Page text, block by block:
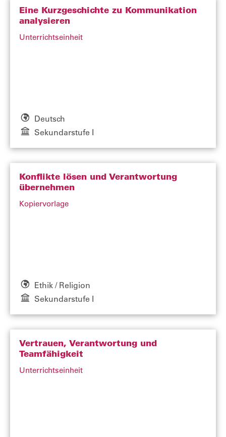
Eine Kurzgeschichte zu Kommunikation
analysieren
Unterrichtseinheit
Deutsch
Sekundarstufe I
Konflikte lösen und Verantwortung
übernehmen
Kopiervorlage
Ethik / Religion
Sekundarstufe I
Vertrauen, Verantwortung und
Teamfähigkeit
Unterrichtseinheit